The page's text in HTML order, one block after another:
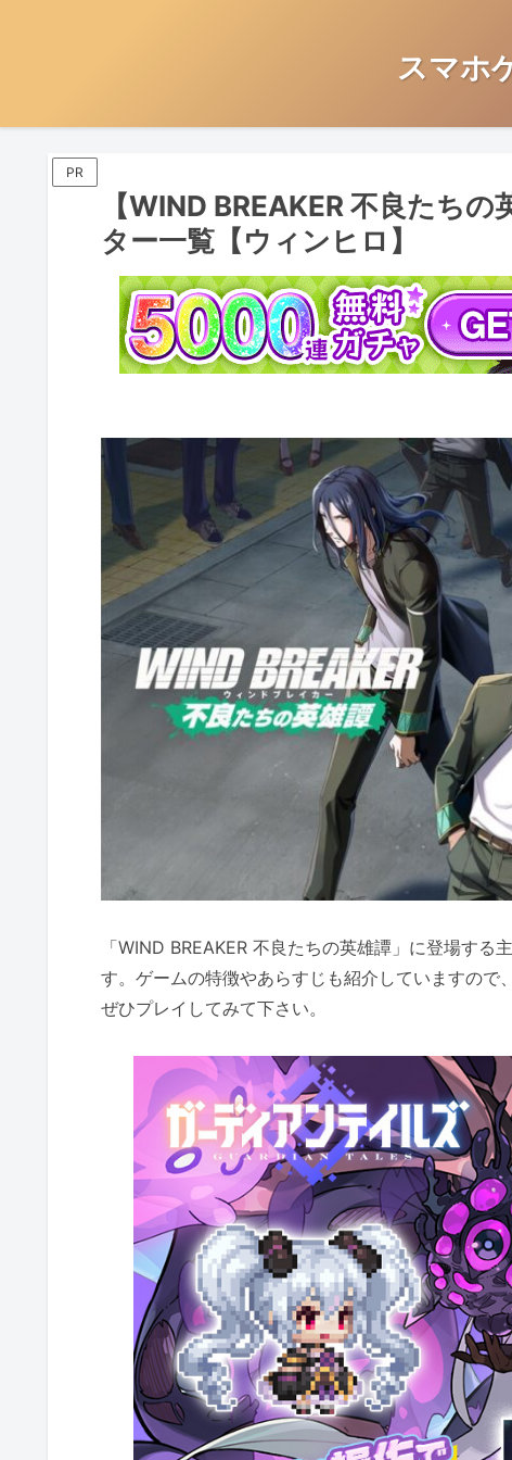
スマホ
PR
【WIND BREAKER 不良たち
ター一覧【ウィンヒロ】
「WIND BREAKER 不良たちの英雄譚」に登場す
す。ゲームの特徴やあらすじも紹介していますの
ぜひプレイしてみて下さい。